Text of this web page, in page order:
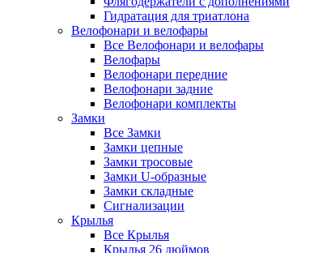
Гидратация для триатлона
Велофонари и велофары
Все Велофонари и велофары
Велофары
Велофонари передние
Велофонари задние
Велофонари комплекты
Замки
Все Замки
Замки цепные
Замки тросовые
Замки U-образные
Замки складные
Сигнализации
Крылья
Все Крылья
Крылья 26 дюймов